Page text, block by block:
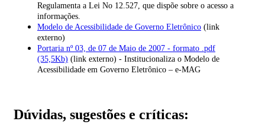
Regulamenta a Lei No 12.527, que dispõe sobre o acesso a
informações.
Modelo de Acessibilidade de Governo Eletrônico (link
externo)
Portaria nº 03, de 07 de Maio de 2007 - formato .pdf
(35,5Kb) (link externo) - Institucionaliza o Modelo de
Acessibilidade em Governo Eletrônico – e-MAG
Dúvidas, sugestões e críticas: